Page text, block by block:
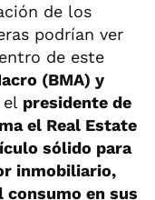
de los
podrían ver
de este
(BMA) y
el presidente de
el Real Estate
sólido para
inmobiliario,
consumo en sus